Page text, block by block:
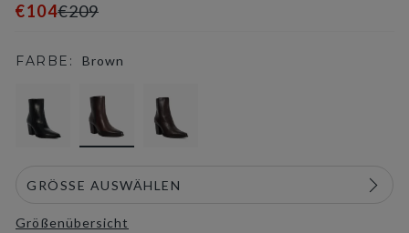
€104€209
FARBE: Brown
selected
Größenübersicht